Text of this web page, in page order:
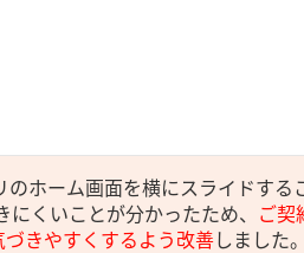
ホーム画面を横にスライドする
くいことが分かったため、 ご契
きやすくするよう改善しました。